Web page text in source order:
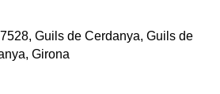
Guils de Cerdanya, Guils de
Girona